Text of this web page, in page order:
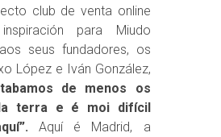
club de venta online
para Miudo
seus fundadores, os
López e Iván González,
de menos os
terra e é moi difícil
Aquí é Madrid, a